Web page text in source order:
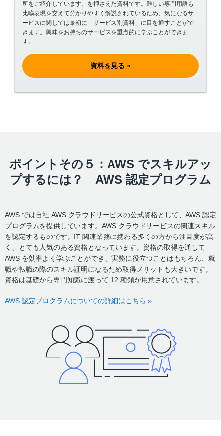
所をご紹介しています。を押さえた資料です。難しい専門用語も
比喩表現を交えて分かりやすく解説されているため、気になるサ
ービスに関しては最初に「サービス別資料」に目を通すことがで
きます。興味をお持ちのサービスを重点的に学ぶことができま
す。
資料を見る »
ポイントその５：AWS でスキルアッ
プするには？ AWS 認定プログラム
AWS では自社 AWS クラウドサービスの公式資格として、AWS 認定
プログラムを提供しています。AWS クラウドサービスの関連スキル
を認定するものです。IT 関連業務に携わる多くの方から注目度が高
く、とても人気のある資格となっています。資格の取得を通して
AWS を効率よく学ぶことができ、実務に役立つことはもちろん、就
職や転職の際のスキル証明になるため取得メリットも大きいです。
資格は基礎から専門知識に渡って 12 種類が用意されています。
AWS 認定プログラムについての詳細はこちら »